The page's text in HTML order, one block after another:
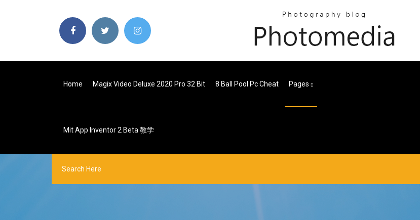
Home Magix Video Deluxe 2020 Pro 32 Bit 8 Ball Pool Pc Cheat Pages
Mit App Inventor 2 Beta 教学